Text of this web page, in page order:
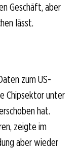
Geschäft, aber
lässt.
zum US-
Chipsektor unter
hat.
zeigte im
aber wieder